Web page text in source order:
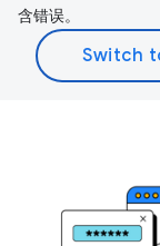
含错误。